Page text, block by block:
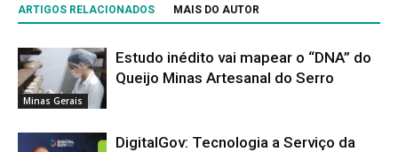
ARTIGOS RELACIONADOS MAIS DO AUTOR
Minas Gerais
Estudo inédito vai mapear o “DNA” do
Queijo Minas Artesanal do Serro
DigitalGov: Tecnologia a Serviço da